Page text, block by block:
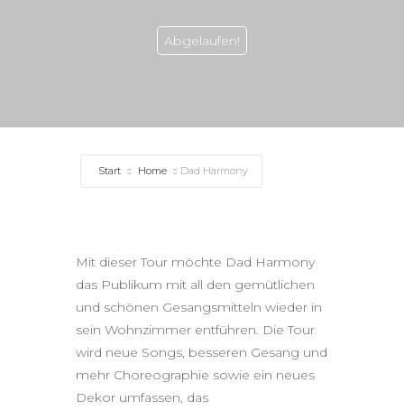
Abgelaufen!
Start Home Dad Harmony
Mit dieser Tour möchte Dad Harmony
das Publikum mit all den gemütlichen
und schönen Gesangsmitteln wieder in
sein Wohnzimmer entführen. Die Tour
wird neue Songs, besseren Gesang und
mehr Choreographie sowie ein neues
Dekor umfassen, das